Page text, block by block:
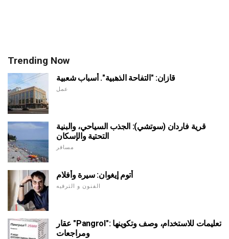
Trending Now
قازان: "التفاحة الذهبية". أسباب شعبية
عمل
قرية فاردان (سوتشي): الجذب السياحي، والبنية
التحتية والإسكان
مسافر
أتوم إيغوان: سيرة وأفلام
الفنون و الترفيه
عقار "Pangrol": تعليمات للاستخدام، وصف وتكوينها
ومراجعات